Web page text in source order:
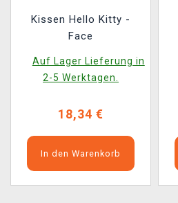
Kissen Hello Kitty -
Face
Auf Lager Lieferung in
2-5 Werktagen.
18,34 €
In den Warenkorb